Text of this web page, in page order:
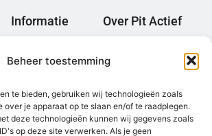
Beheer toestemming
te bieden, gebruiken wij technologieën zoals
over je apparaat op te slaan en/of te raadplegen.
deze technologieën kunnen wij gegevens zoals
op deze site verwerken. Als je geen
Informatie
Disclaimer
Klachtenregeling
Over Pit Actief
MVO ondernemen
Contact